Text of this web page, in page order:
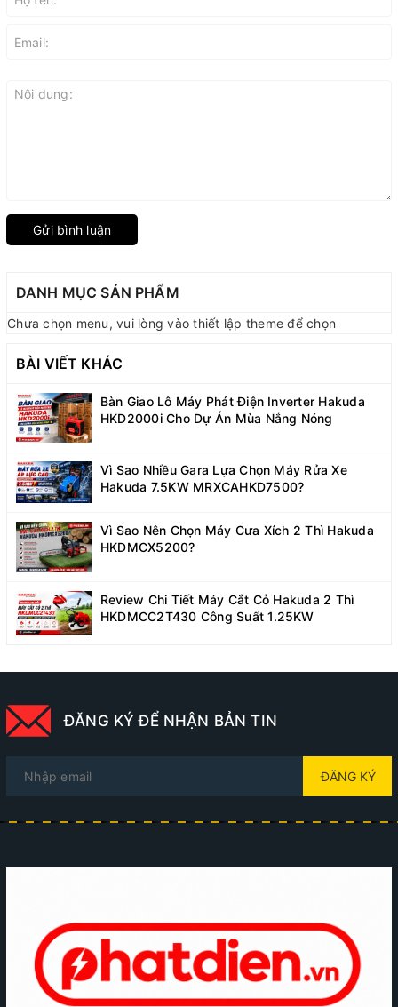
Gửi bình luận
DANH MỤC SẢN PHẨM
Chưa chọn menu, vui lòng vào thiết lập theme để chọn
BÀI VIẾT KHÁC
Bàn Giao Lô Máy Phát Điện Inverter Hakuda
HKD2000i Cho Dự Án Mùa Nắng Nóng
Vì Sao Nhiều Gara Lựa Chọn Máy Rửa Xe
Hakuda 7.5KW MRXCAHKD7500?
Vì Sao Nên Chọn Máy Cưa Xích 2 Thì Hakuda
HKDMCX5200?
Review Chi Tiết Máy Cắt Cỏ Hakuda 2 Thì
HKDMCC2T430 Công Suất 1.25KW
ĐĂNG KÝ ĐỂ NHẬN BẢN TIN
ĐĂNG KÝ